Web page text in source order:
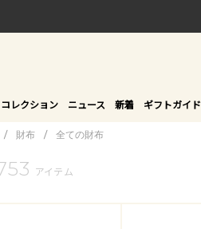
コレクション ニュース 新着 ギフトガイド
/ 財布 / 全ての財布
アイテム